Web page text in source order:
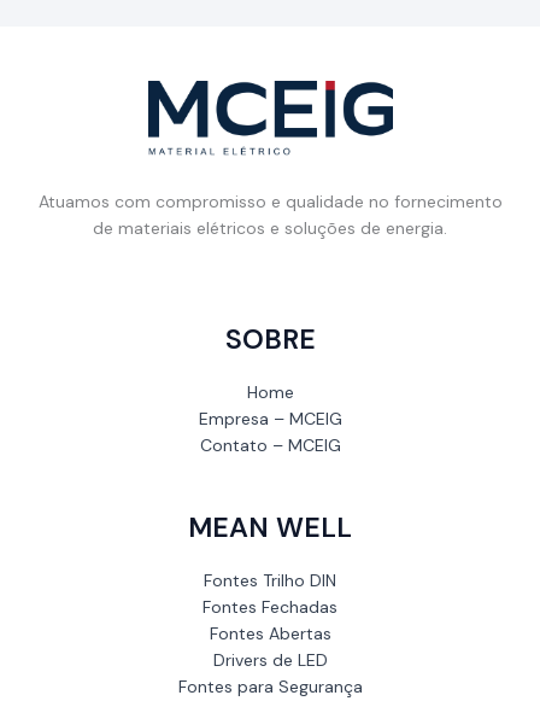
Atuamos com compromisso e qualidade no fornecimento
de materiais elétricos e soluções de energia.
SOBRE
Home
Empresa – MCEIG
Contato – MCEIG
MEAN WELL
Fontes Trilho DIN
Fontes Fechadas
Fontes Abertas
Drivers de LED
Fontes para Segurança